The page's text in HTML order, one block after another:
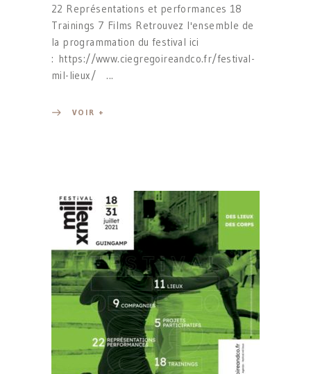
22 Représentations et performances 18
Trainings 7 Films Retrouvez l'ensemble de
la programmation du festival ici
: https://www.ciegregoireandco.fr/festival-
mil-lieux/
VOIR +